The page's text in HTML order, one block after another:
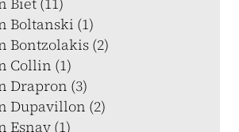
Boltanski (1)
Bontzolakis (2)
Collin (1)
Drapron (3)
Dupavillon (2)
Esnay (1)